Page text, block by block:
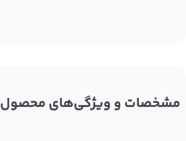
مشخصات و ویژگی‌های محصول